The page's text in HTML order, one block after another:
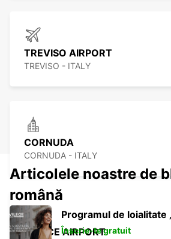
TREVISO AIRPORT
TREVISO - ITALY
CORNUDA
CORNUDA - ITALY
VENICE AIRPORT
Articolele noastre de
română
Programul de loialitate
Înscrie-te gratuit